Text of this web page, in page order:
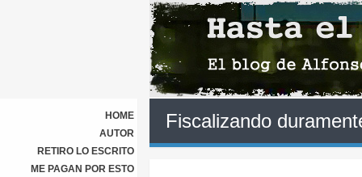
HOME
AUTOR
RETIRO LO ESCRITO
ME PAGAN POR ESTO
Fiscalizando